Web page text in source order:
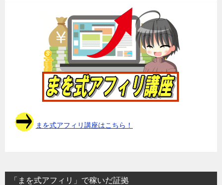
まを式アフィリ講座はこちら！
「まを式アフィリ」で稼いだ証拠